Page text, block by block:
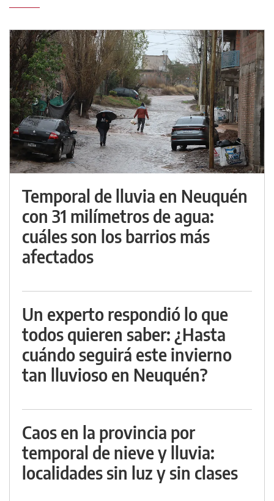
Temporal de lluvia en Neuquén
con 31 milímetros de agua:
cuáles son los barrios más
afectados
Un experto respondió lo que
todos quieren saber: ¿Hasta
cuándo seguirá este invierno
tan lluvioso en Neuquén?
Caos en la provincia por
temporal de nieve y lluvia:
localidades sin luz y sin clases